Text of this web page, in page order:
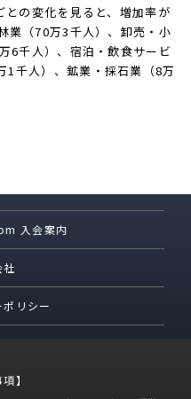
の変化を見ると、増加率が
業（70万3千人）、卸売・小
6千人）、宿泊・飲食サービ
1千人）、鉱業・採石業（8万
入会案内
社
リシー
】